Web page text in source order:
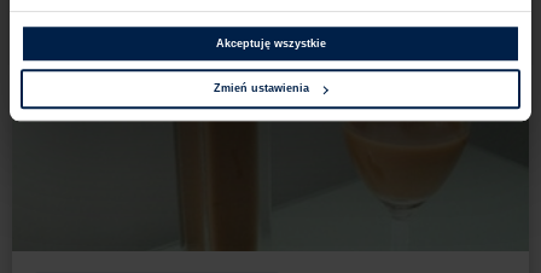
Akceptuję wszystkie
Zmień ustawienia
Do mrożonej czekolady nie trzeba używać
konkretnego owocu podanego w przepisie.
W rzeczywistości można zastosować dowolne
produkty. Brzoskwinie można zastąpić wieloma
całość należy przygotować w dokładnie ten sam